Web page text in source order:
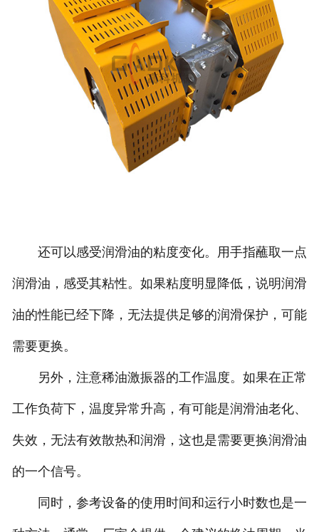
还可以感受润滑油的粘度变化。用手指蘸取一点
润滑油，感受其粘性。如果粘度明显降低，说明润滑
油的性能已经下降，无法提供足够的润滑保护，可能
需要更换。
另外，注意稀油激振器的工作温度。如果在正常
工作负荷下，温度异常升高，有可能是润滑油老化、
失效，无法有效散热和润滑，这也是需要更换润滑油
的一个信号。
同时，参考设备的使用时间和运行小时数也是一